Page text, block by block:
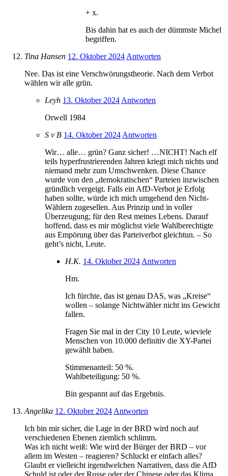
+ x.
Bis dahin hat es auch der dümmste Michel
begriffen.
Tina Hansen 12. Oktober 2024 Antworten
Nee. Das ist eine Verschwörungstheorie. Nach dem Verbot
wählen wir alle grün.
Leyh 13. Oktober 2024 Antworten
Orwell 1984
S v B 14. Oktober 2024 Antworten
Wir… alle… grün? Ganz sicher! …NICHT! Nach elf
teils hyperfrustrierenden Jahren kriegt mich nichts und
niemand mehr zum Umschwenken. Diese Chance
wurde von den „demokratischen“ Parteien inzwischen
gründlich vergeigt. Falls ein AfD-Verbot je Erfolg
haben sollte, würde ich mich umgehend den Nicht-
Wählern zugesellen. Aus Prinzip und in voller
Überzeugung; für den Rest meines Lebens. Darauf
hoffend, dass es mir möglichst viele Wahlberechtigte
aus Empörung über das Parteiverbot gleichtun. – So
geht’s nicht, Leute.
H.K. 14. Oktober 2024 Antworten
Hm.
Ich fürchte, das ist genau DAS, was „Kreise“
wollen – solange Nichtwähler nicht ins Gewicht
fallen.
Fragen Sie mal in der City 10 Leute, wieviele
Menschen von 10.000 definitiv die XY-Partei
gewählt haben.
Stimmenanteil: 50 %.
Wahlbeteiligung: 50 %.
Bin gespannt auf das Ergebnis.
Angelika 12. Oktober 2024 Antworten
Ich bin mir sicher, die Lage in der BRD wird noch auf
verschiedenen Ebenen ziemlich schlimm.
Was ich nicht weiß: Wie wird der Bürger der BRD – vor
allem im Westen – reagieren? Schluckt er einfach alles?
Glaubt er vielleicht irgendwelchen Narrativen, dass die AfD
Schuld ist oder der Russe oder der Chinese oder das Klima